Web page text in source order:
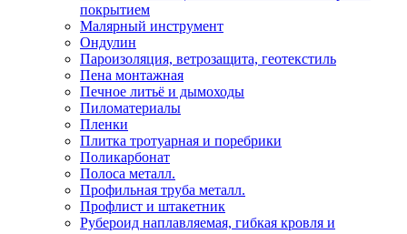
покрытием
Малярный инструмент
Ондулин
Пароизоляция, ветрозащита, геотекстиль
Пена монтажная
Печное литьё и дымоходы
Пиломатериалы
Пленки
Плитка тротуарная и поребрики
Поликарбонат
Полоса металл.
Профильная труба металл.
Профлист и штакетник
Рубероид наплавляемая, гибкая кровля и